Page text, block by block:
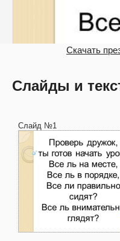
Скачать
Слайды и
Слайд №1